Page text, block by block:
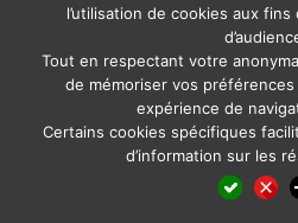
LinkedIn
X
l’utilisation de cookies aux fins
Tout en respectant votre
de mémoriser vos
expérience de
Certains cookies spécifiques
d’information sur les